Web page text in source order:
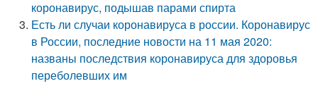
коронавирус, подышав парами спирта
Есть ли случаи коронавируса в россии. Коронавирус
в России, последние новости на 11 мая 2020:
названы последствия коронавируса для здоровья
переболевших им